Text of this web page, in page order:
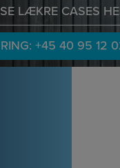
SE LÆKRE CASES
RING: +45 40 95 12